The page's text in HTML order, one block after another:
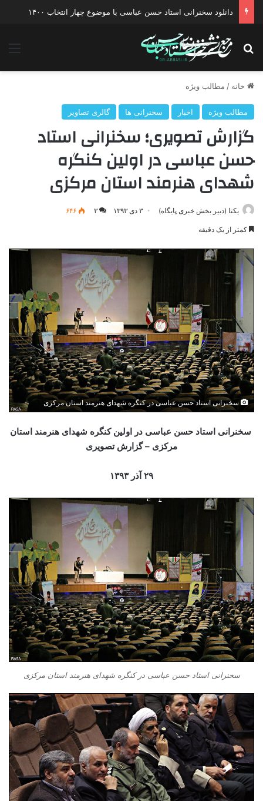
دانلود سخنرانی استاد حسن عباسی با موضوع چهار انتخاب ۱۴۰۰
جستجو برای
خانه / مطالب ویژه
مطالب ویژه اخبار سخنرانی ها گالری تصاویر
گزارش تصویری؛ سخنرانی استاد
حسن عباسی در اولین کنگره
شهدای هنرمند استان مرکزی
یکتا (دبیر بخش خبری پایگاه) ۳ دی ۱۳۹۳ ۳ ۶۴۶
کمتر از یک دقیقه
سخنرانی استاد حسن عباسی در کنگره شهدای هنرمند استان مرکزی
سخنرانی استاد حسن عباسی در اولین کنگره شهدای هنرمند استان
مرکزی – گزارش تصویری
۲۹ آذر ۱۳۹۳
سخنرانی استاد حسن عباسی در کنگره شهدای هنرمند استان مرکزی